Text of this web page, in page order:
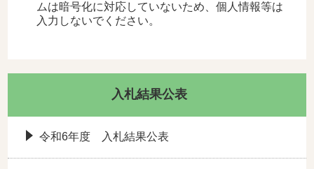
ムは暗号化に対応していないため、個人情報等は
入力しないでください。
入札結果公表
令和6年度 入札結果公表